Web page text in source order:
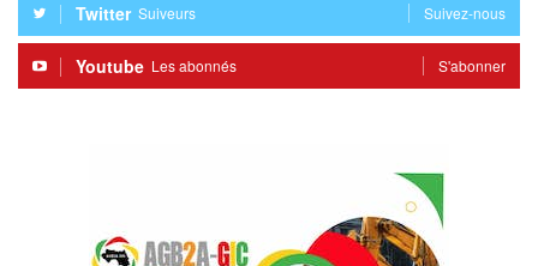
Twitter Suiveurs Suivez-nous
Youtube Les abonnés S'abonner